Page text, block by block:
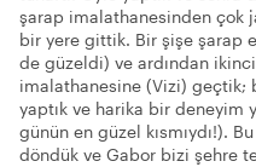
şarap imalathanesinden çok
bir yere gittik. Bir şişe şarap
de güzeldi) ve ardından
imalathanesine (Vizi) geçtik;
yaptık ve harika bir deneyim
günün en güzel kısmıydı!).
döndük ve Gabor bizi şehre